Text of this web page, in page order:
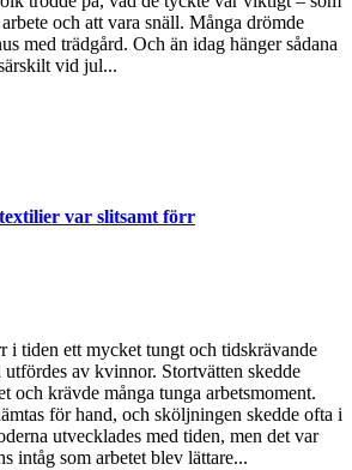
och att vara snäll. Många drömde
med trädgård. Och än idag hänger sådana
vid jul...
var slitsamt förr
i tiden ett mycket tungt och tidskrävande
utfördes av kvinnor. Stortvätten skedde
och krävde många tunga arbetsmoment.
för hand, och sköljningen skedde ofta i
utvecklades med tiden, men det var
intåg som arbetet blev lättare...